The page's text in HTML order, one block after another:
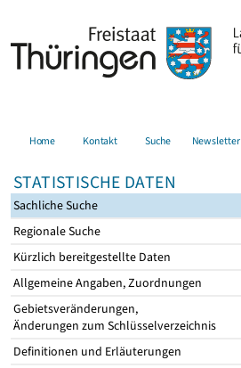
Home Kontakt Suche Newsletter
STATISTISCHE DATEN
Sachliche Suche
Regionale Suche
Kürzlich bereitgestellte Daten
Allgemeine Angaben, Zuordnungen
Gebietsveränderungen,
Änderungen zum Schlüsselverzeichnis
Definitionen und Erläuterungen